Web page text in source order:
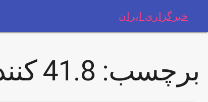
خبرگزاری ایران
برچسب: 41.8 کنند